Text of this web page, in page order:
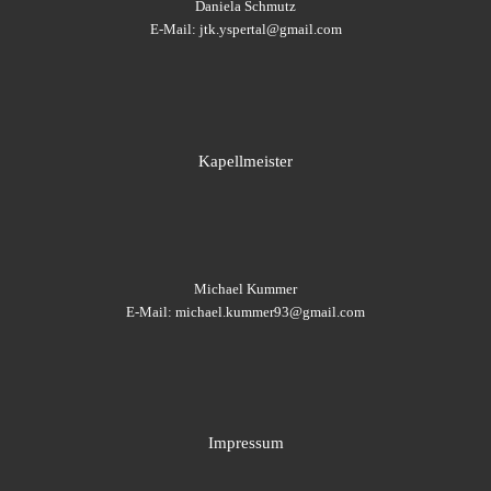
Daniela Schmutz
E-Mail: jtk.yspertal@gmail.com
Kapellmeister
Michael Kummer
E-Mail: michael.kummer93@gmail.com
Impressum